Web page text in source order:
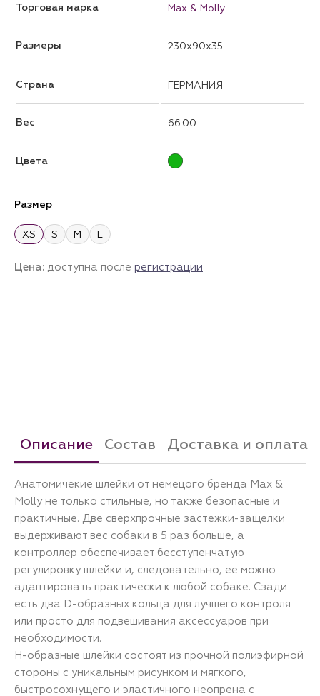
Торговая марка Max & Molly
Размеры 230x90x35
Страна ГЕРМАНИЯ
Вес 66.00
Цвета
Размер
XS S M L
Цена: доступна после регистрации
Описание Состав Доставка и оплата
Анатомичекие шлейки от немецого бренда Max &
Molly не только стильные, но также безопасные и
практичные. Две сверхпрочные застежки-защелки
выдерживают вес собаки в 5 раз больше, а
контроллер обеспечивает бесступенчатую
регулировку шлейки и, следовательно, ее можно
адаптировать практически к любой собаке. Сзади
есть два D-образных кольца для лучшего контроля
или просто для подвешивания аксессуаров при
необходимости.
H-образные шлейки состоят из прочной полиэфирной
стороны с уникальным рисунком и мягкого,
быстросохнущего и эластичного неопрена с